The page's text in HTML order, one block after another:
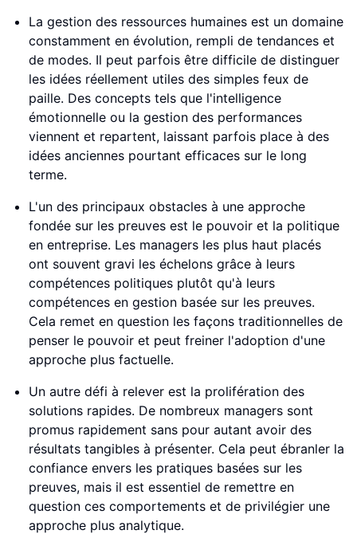
La gestion des ressources humaines est un domaine
constamment en évolution, rempli de tendances et
de modes. Il peut parfois être difficile de distinguer
les idées réellement utiles des simples feux de
paille. Des concepts tels que l'intelligence
émotionnelle ou la gestion des performances
viennent et repartent, laissant parfois place à des
idées anciennes pourtant efficaces sur le long
terme.
L'un des principaux obstacles à une approche
fondée sur les preuves est le pouvoir et la politique
en entreprise. Les managers les plus haut placés
ont souvent gravi les échelons grâce à leurs
compétences politiques plutôt qu'à leurs
compétences en gestion basée sur les preuves.
Cela remet en question les façons traditionnelles de
penser le pouvoir et peut freiner l'adoption d'une
approche plus factuelle.
Un autre défi à relever est la prolifération des
solutions rapides. De nombreux managers sont
promus rapidement sans pour autant avoir des
résultats tangibles à présenter. Cela peut ébranler la
confiance envers les pratiques basées sur les
preuves, mais il est essentiel de remettre en
question ces comportements et de privilégier une
approche plus analytique.